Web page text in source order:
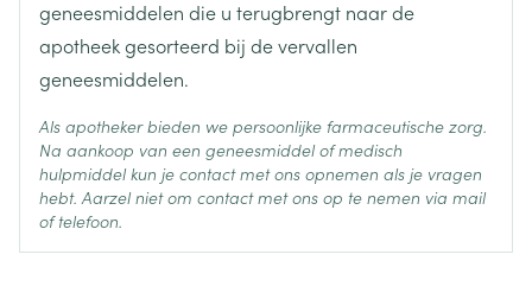
Paliperidon (om geestesziekten te behandelen)
Vevolgens dosisaanpassingen in stappen van 0,5
mg min. om de 48u
Max. 1,5 mg, 1x /dag
Startdosis: 0,25 mg, 1x /dag
Vevolgens dosisaanpassingen in stappen van 0,25
mg min. om de 48u
Max. 0,75 mg, 1x /dag
Behoud Kamertemperatuur (15°C - 25°C)
geneesmiddelen die u terugbrengt naar de
apotheek gesorteerd bij de vervallen
geneesmiddelen.
Als apotheker bieden we persoonlijke farmaceutische zorg.
Na aankoop van een geneesmiddel of medisch
hulpmiddel kun je contact met ons opnemen als je vragen
hebt. Aarzel niet om contact met ons op te nemen via mail
of telefoon.